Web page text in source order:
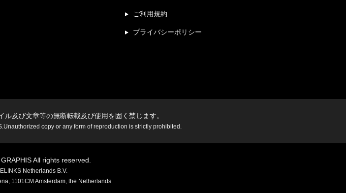
ご利用規約
プライバシーポリシー
及び文章等の無断転載及び使用を固く禁じます。
copy or any form of reproduction is strictly prohibited.
All rights reserved.
Netherlands B.V.
1101CM Amsterdam, the Netherlands